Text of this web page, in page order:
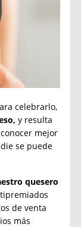
celebrarlo,
y resulta
mejor
se puede
quesero
de venta
más